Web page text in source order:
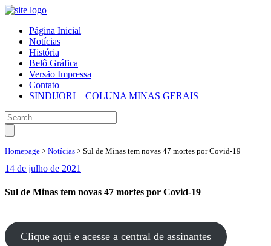
Página Inicial
Notícias
História
Belô Gráfica
Versão Impressa
Contato
SINDIJORI – COLUNA MINAS GERAIS
Homepage > Notícias > Sul de Minas tem novas 47 mortes por Covid-19
14 de julho de 2021
Sul de Minas tem novas 47 mortes por Covid-19
Clique aqui e acesse a central de assinantes